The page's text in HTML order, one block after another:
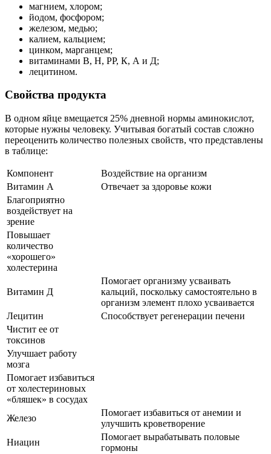
магнием, хлором;
йодом, фосфором;
железом, медью;
калием, кальцием;
цинком, марганцем;
витаминами В, Н, РР, К, А и Д;
лецитином.
Свойства продукта
В одном яйце вмещается 25% дневной нормы аминокислот,
которые нужны человеку. Учитывая богатый состав сложно
переоценить количество полезных свойств, что представлены
в таблице:
Компонент
Воздействие на организм
Витамин А
Отвечает за здоровье кожи
Благоприятно
воздействует на
зрение
Повышает
количество
«хорошего»
холестерина
Витамин Д
Помогает организму усваивать
кальций, поскольку самостоятельно в
организм элемент плохо усваивается
Лецитин
Способствует регенерации печени
Чистит ее от
токсинов
Улучшает работу
мозга
Помогает избавиться
от холестериновых
«бляшек» в сосудах
Железо
Помогает избавиться от анемии и
улучшить кроветворение
Ниацин
Помогает вырабатывать половые
гормоны